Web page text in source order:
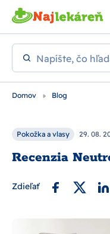
Preskočiť na hlavný
Napíšte, čo
Domov Blog
Pokožka a vlasy 29. 08.
Zdieľať
Recenzia